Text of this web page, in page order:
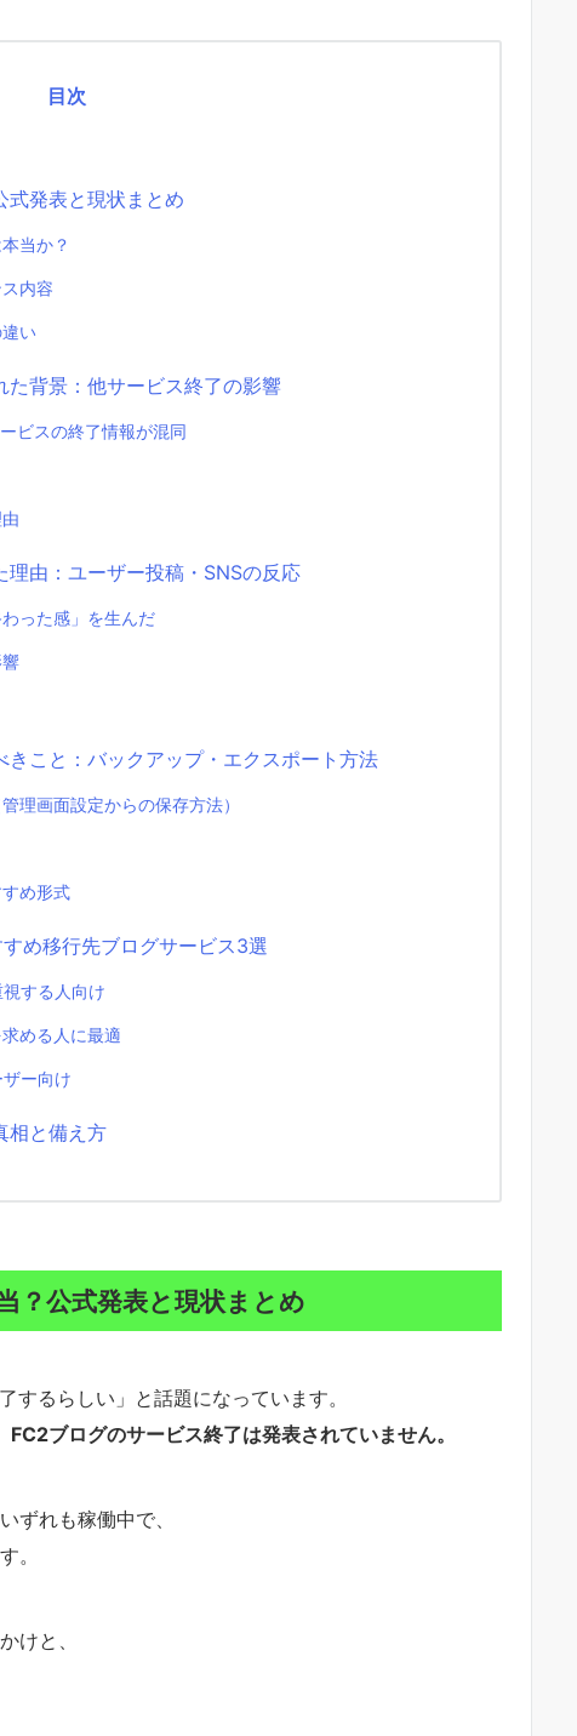
目次
式発表と現状まとめ
当か？
内容
い
背景：他サービス終了の影響
ビスの終了情報が混同
由：ユーザー投稿・SNSの反応
った感」を生んだ
こと：バックアップ・エクスポート方法
理画面設定からの保存方法）
め形式
め移行先ブログサービス3選
する人向け
める人に最適
ー向け
相と備え方
？公式発表と現状まとめ
するらしい」と話題になっています。
ブログのサービス終了は発表されていません。
ずれも稼働中で、
。
けと、